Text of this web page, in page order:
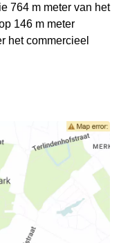
764 m meter van het
146 m meter
het commercieel